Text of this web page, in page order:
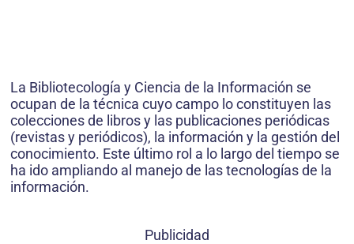
La Bibliotecología y Ciencia de la Información se
ocupan de la técnica cuyo campo lo constituyen las
colecciones de libros y las publicaciones periódicas
(revistas y periódicos), la información y la gestión del
conocimiento. Este último rol a lo largo del tiempo se
ha ido ampliando al manejo de las tecnologías de la
información.
Publicidad